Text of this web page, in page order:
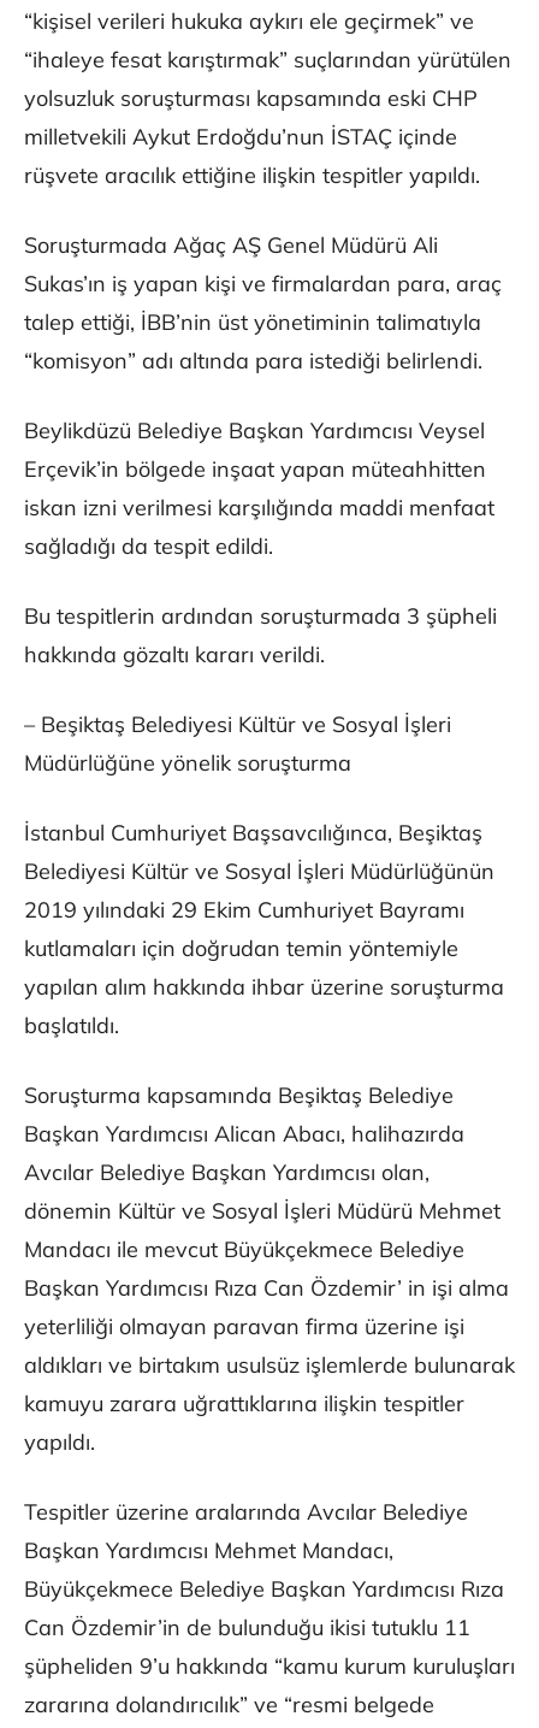
“kişisel verileri hukuka aykırı ele geçirmek” ve
“ihaleye fesat karıştırmak” suçlarından yürütülen
yolsuzluk soruşturması kapsamında eski CHP
milletvekili Aykut Erdoğdu’nun İSTAÇ içinde
rüşvete aracılık ettiğine ilişkin tespitler yapıldı.
Soruşturmada Ağaç AŞ Genel Müdürü Ali
Sukas’ın iş yapan kişi ve firmalardan para, araç
talep ettiği, İBB’nin üst yönetiminin talimatıyla
“komisyon” adı altında para istediği belirlendi.
Beylikdüzü Belediye Başkan Yardımcısı Veysel
Erçevik’in bölgede inşaat yapan müteahhitten
iskan izni verilmesi karşılığında maddi menfaat
sağladığı da tespit edildi.
Bu tespitlerin ardından soruşturmada 3 şüpheli
hakkında gözaltı kararı verildi.
– Beşiktaş Belediyesi Kültür ve Sosyal İşleri
Müdürlüğüne yönelik soruşturma
İstanbul Cumhuriyet Başsavcılığınca, Beşiktaş
Belediyesi Kültür ve Sosyal İşleri Müdürlüğünün
2019 yılındaki 29 Ekim Cumhuriyet Bayramı
kutlamaları için doğrudan temin yöntemiyle
yapılan alım hakkında ihbar üzerine soruşturma
başlatıldı.
Soruşturma kapsamında Beşiktaş Belediye
Başkan Yardımcısı Alican Abacı, halihazırda
Avcılar Belediye Başkan Yardımcısı olan,
dönemin Kültür ve Sosyal İşleri Müdürü Mehmet
Mandacı ile mevcut Büyükçekmece Belediye
Başkan Yardımcısı Rıza Can Özdemir’ in işi alma
yeterliliği olmayan paravan firma üzerine işi
aldıkları ve birtakım usulsüz işlemlerde bulunarak
kamuyu zarara uğrattıklarına ilişkin tespitler
yapıldı.
Tespitler üzerine aralarında Avcılar Belediye
Başkan Yardımcısı Mehmet Mandacı,
Büyükçekmece Belediye Başkan Yardımcısı Rıza
Can Özdemir’in de bulunduğu ikisi tutuklu 11
şüpheliden 9’u hakkında “kamu kurum kuruluşları
zararına dolandırıcılık” ve “resmi belgede